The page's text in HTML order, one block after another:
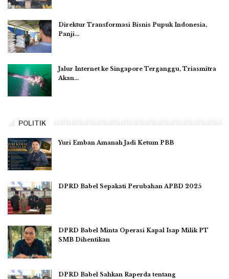
Direktur Transformasi Bisnis Pupuk Indonesia,
Panji…
Jalur Internet ke Singapore Terganggu, Triasmitra
Akan…
POLITIK
Yuri Emban Amanah Jadi Ketum PBB
DPRD Babel Sepakati Perubahan APBD 2025
DPRD Babel Minta Operasi Kapal Isap Milik PT
SMB Dihentikan
DPRD Babel Sahkan Raperda tentang